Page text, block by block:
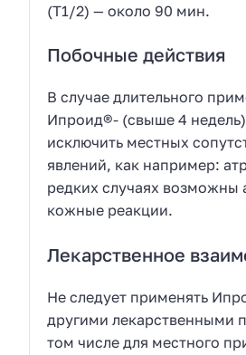
(T1/2) — около 90 мин.
Побочные действия
В случае длительного
Ипроид®- (свыше 4
исключить местных
явлений, как например:
редких случаях возможны
кожные реакции.
Лекарственное
Не следует применять
другими лекарственными
том числе для местного